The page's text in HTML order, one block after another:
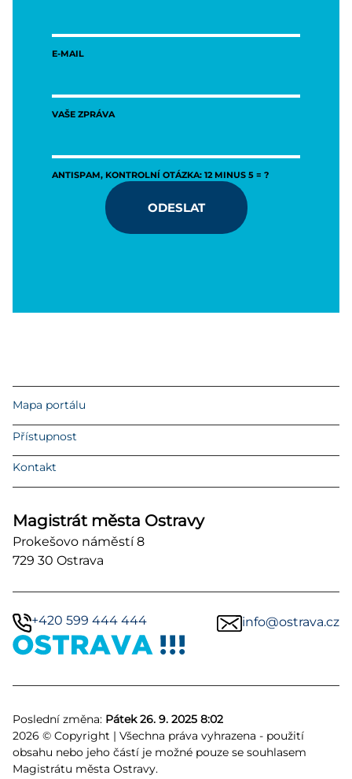
E-MAIL
VAŠE ZPRÁVA
ANTISPAM, KONTROLNÍ OTÁZKA: 12 MINUS 5 = ?
ODESLAT
Mapa portálu
Přístupnost
Kontakt
Magistrát města Ostravy
Prokešovo náměstí 8
729 30 Ostrava
+420 599 444 444 info@ostrava.cz
Poslední změna: Pátek 26. 9. 2025 8:02
2026 © Copyright | Všechna práva vyhrazena - použití
obsahu nebo jeho částí je možné pouze se souhlasem
Magistrátu města Ostravy.